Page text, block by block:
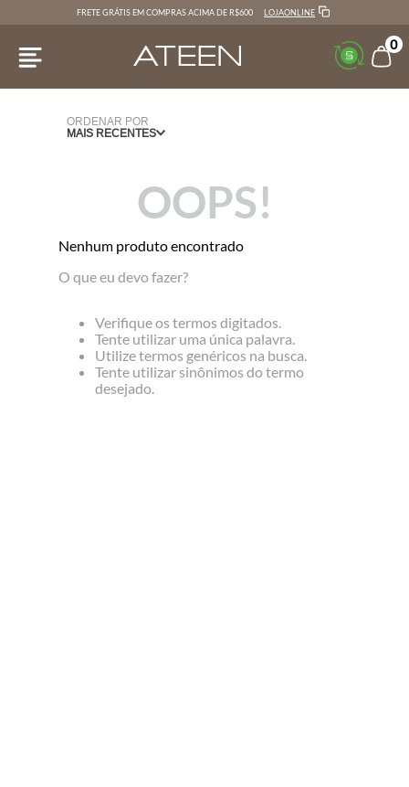
FRETE GRÁTIS EM COMPRAS ACIMA DE R$600 LOJAONLINE
0
ORDENAR POR
MAIS RECENTES
OOPS!
Nenhum produto encontrado
O que eu devo fazer?
Verifique os termos digitados.
Tente utilizar uma única palavra.
Utilize termos genéricos na busca.
Tente utilizar sinônimos do termo
desejado.